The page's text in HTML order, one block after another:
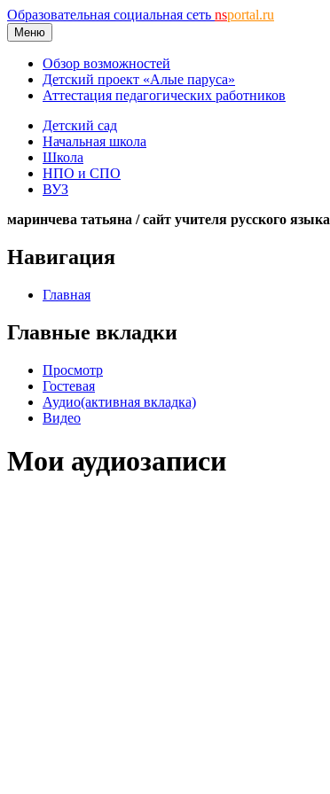
Образовательная социальная сеть nsportal.ru
Меню
Обзор возможностей
Детский проект «Алые паруса»
Аттестация педагогических работников
Детский сад
Начальная школа
Школа
НПО и СПО
ВУЗ
маринчева татьяна / сайт учителя русского языка
Навигация
Главная
Главные вкладки
Просмотр
Гостевая
Аудио(активная вкладка)
Видео
Мои аудиозаписи